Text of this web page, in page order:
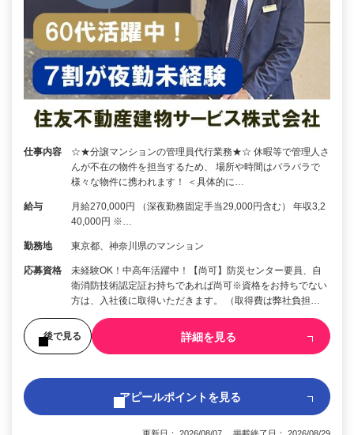
仕事内容
☆★分譲マンションの管理員代行業務★☆ 休暇等で管理人さ
んが不在の物件を担当するため、 場所や時間はバラバラで
様々な物件に携われます！ ＜具体的に…
給与
月給270,000円 （深夜勤務固定手当29,000円含む） 年収3,2
40,000円 ※…
勤務地 東京都、神奈川県のマンション
応募資格
未経験OK！中高年活躍中！【尚可】防災センター要員、自
衛消防技術認定証お持ちであれば尚可※資格をお持ちでない
方は、入社後に取得いただきます。 （取得費は弊社負担…
後で見る 詳細を見る
アピールポイントを見る
更新日： 2026/08/07 掲載終了日： 2026/08/29